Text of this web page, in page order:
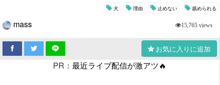
犬 理由 止めない 舐められる
mass 15,765 views
お気に入りに追加
PR： 最近ライブ配信が激アツ🔥